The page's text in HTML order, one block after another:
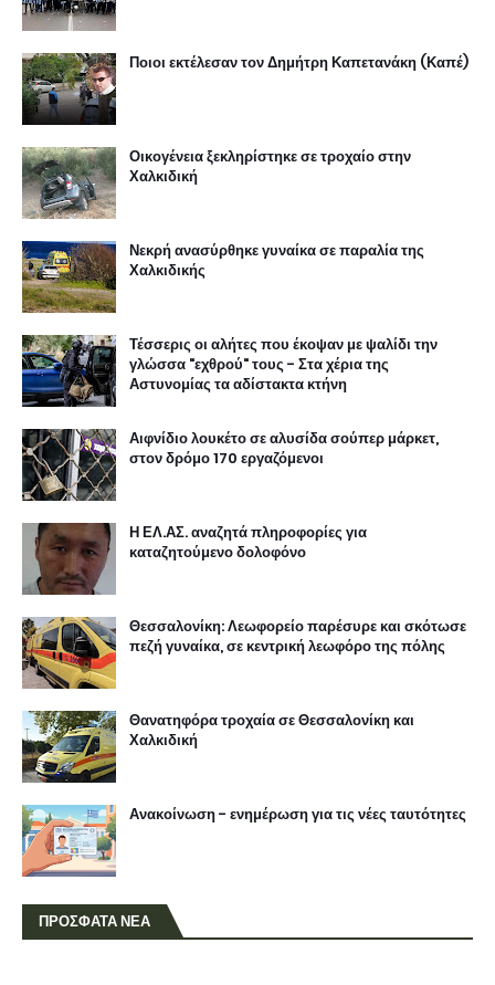
Ποιοι εκτέλεσαν τον Δημήτρη Καπετανάκη (Καπέ)
Οικογένεια ξεκληρίστηκε σε τροχαίο στην
Χαλκιδική
Νεκρή ανασύρθηκε γυναίκα σε παραλία της
Χαλκιδικής
Τέσσερις οι αλήτες που έκοψαν με ψαλίδι την
γλώσσα "εχθρού" τους - Στα χέρια της
Αστυνομίας τα αδίστακτα κτήνη
Αιφνίδιο λουκέτο σε αλυσίδα σούπερ μάρκετ,
στον δρόμο 170 εργαζόμενοι
Η ΕΛ.ΑΣ. αναζητά πληροφορίες για
καταζητούμενο δολοφόνο
Θεσσαλονίκη: Λεωφορείο παρέσυρε και σκότωσε
πεζή γυναίκα, σε κεντρική λεωφόρο της πόλης
Θανατηφόρα τροχαία σε Θεσσαλονίκη και
Χαλκιδική
Ανακοίνωση - ενημέρωση για τις νέες ταυτότητες
ΠΡΟΣΦΑΤΑ ΝΕΑ